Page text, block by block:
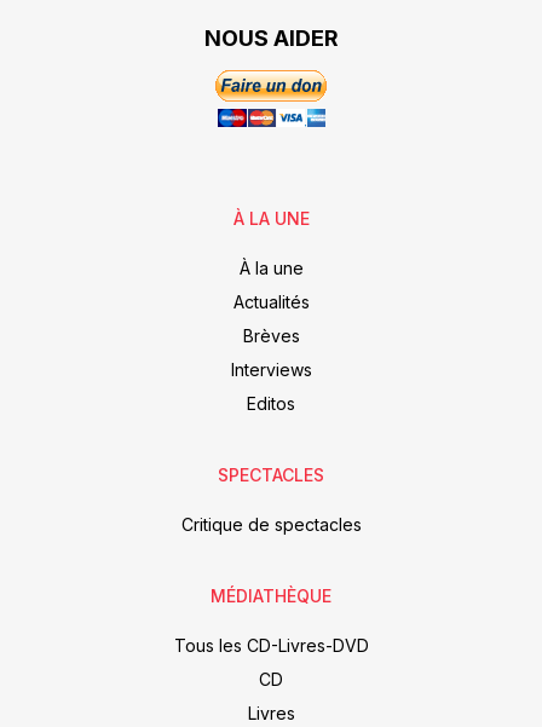
NOUS AIDER
À LA UNE
À la une
Actualités
Brèves
Interviews
Editos
SPECTACLES
Critique de spectacles
MÉDIATHÈQUE
Tous les CD-Livres-DVD
CD
Livres